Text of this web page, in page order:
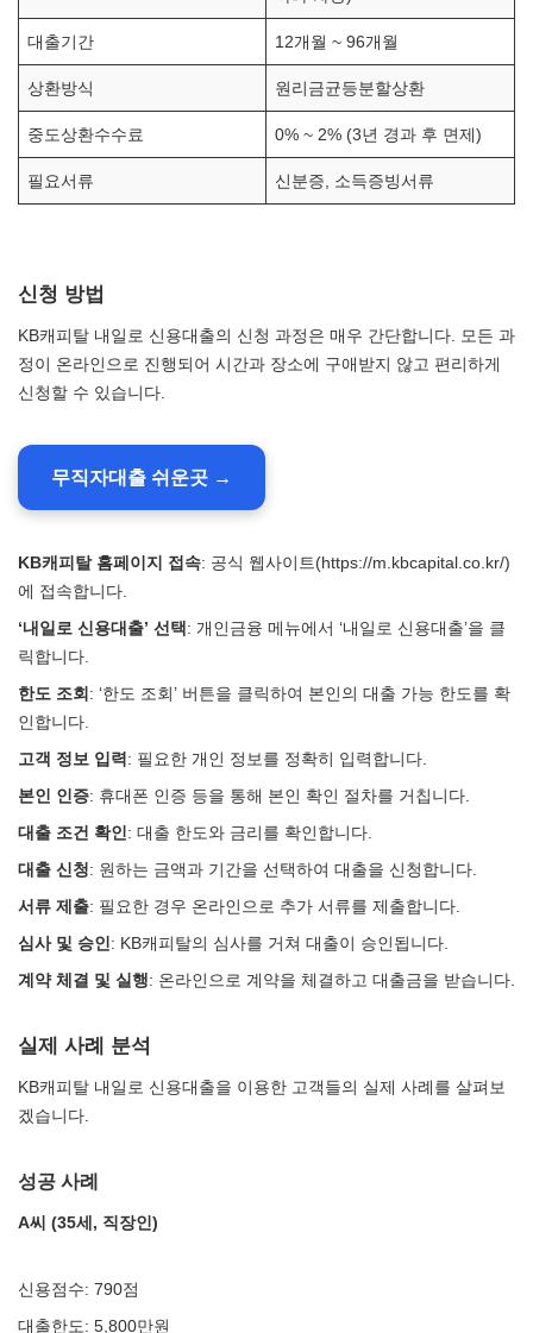
대출기간 12개월 ~ 96개월
상환방식 원리금균등분할상환
중도상환수수료 0% ~ 2% (3년 경과 후 면제)
필요서류 신분증, 소득증빙서류
신청 방법
KB캐피탈 내일로 신용대출의 신청 과정은 매우 간단합니다. 모든 과
정이 온라인으로 진행되어 시간과 장소에 구애받지 않고 편리하게
신청할 수 있습니다.
무직자대출 쉬운곳 →
KB캐피탈 홈페이지 접속: 공식 웹사이트(https://m.kbcapital.co.kr/)
에 접속합니다.
‘내일로 신용대출’ 선택: 개인금융 메뉴에서 ‘내일로 신용대출’을 클
릭합니다.
한도 조회 : ‘한도 조회’ 버튼을 클릭하여 본인의 대출 가능 한도를 확
인합니다.
고객 정보 입력 : 필요한 개인 정보를 정확히 입력합니다.
본인 인증: 휴대폰 인증 등을 통해 본인 확인 절차를 거칩니다.
대출 조건 확인 : 대출 한도와 금리를 확인합니다.
대출 신청: 원하는 금액과 기간을 선택하여 대출을 신청합니다.
서류 제출: 필요한 경우 온라인으로 추가 서류를 제출합니다.
심사 및 승인 : KB캐피탈의 심사를 거쳐 대출이 승인됩니다.
계약 체결 및 실행: 온라인으로 계약을 체결하고 대출금을 받습니다.
실제 사례 분석
KB캐피탈 내일로 신용대출을 이용한 고객들의 실제 사례를 살펴보
겠습니다.
성공 사례
A씨 (35세, 직장인)
신용점수: 790점
대출한도: 5,800만원